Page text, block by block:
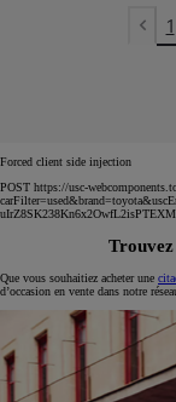
1
Forced client side injection
POST https://usc-
Que vous souhaitiez acheter une
d’occasion en vente dans notre